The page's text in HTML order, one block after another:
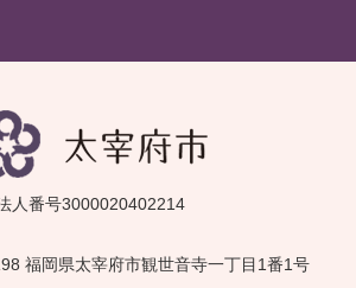
人番号3000020402214
福岡県太宰府市観世音寺一丁目1番1号